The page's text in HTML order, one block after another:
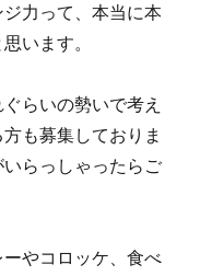
力って、本当に本
います。
らいの勢いで考え
も募集しておりま
らっしゃったらご
やコロッケ、食べ